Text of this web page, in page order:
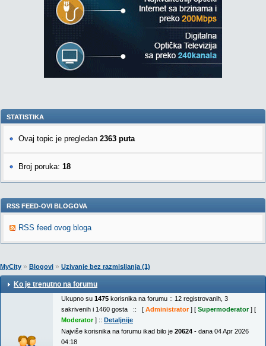
STATISTIKA
Ovaj topic je pregledan 2363 puta
Broj poruka: 18
RSS FEED-OVI BLOGOVA
RSS feed ovog bloga
MyCity » Blogovi » Uzivanje bez razmisljanja (1)
Ko je trenutno na forumu
Ukupno su 1475 korisnika na forumu :: 12 registrovanih, 3
sakrivenih i 1460 gosta :: [ Administrator] [ Supermoderator] [
Moderator] :: Detaljnije
Najviše korisnika na forumu ikad bilo je 20624 - dana 04 Apr 2026
04:18